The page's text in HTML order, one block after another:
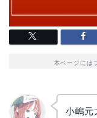
本ページには
小嶋元